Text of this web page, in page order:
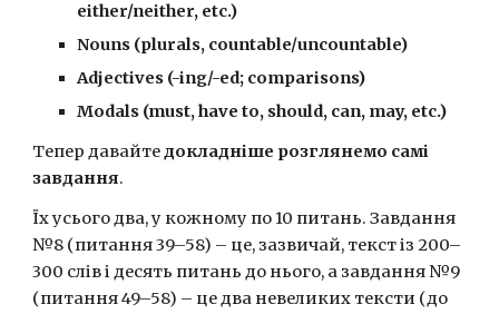
either/neither, etc.)
Nouns (plurals, countable/uncountable)
Adjectives (-ing/-ed; comparisons)
Modals (must, have to, should, can, may, etc.)
Тепер давайте докладніше розглянемо самі
завдання.
Їх усього два, у кожному по 10 питань. Завдання
№8 (питання 39–58) – це, зазвичай, текст із 200–
300 слів і десять питань до нього, а завдання №9
(питання 49–58) – це два невеликих тексти (до